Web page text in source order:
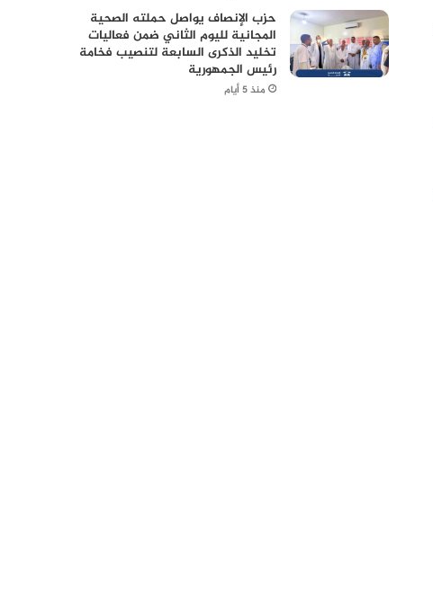
حزب الإنصاف يواصل حملته الصحية
المجانية لليوم الثاني ضمن فعاليات
تخليد الذكرى السابعة لتنصيب فخامة
رئيس الجمهورية
منذ 5 أيام